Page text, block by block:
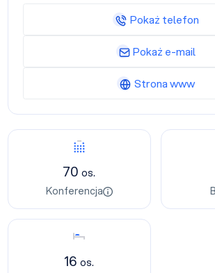
Konferencja
70os.
Konferencja
Nocleg
16os.
Pokaż telefon
Pokaż e-mail
Strona www